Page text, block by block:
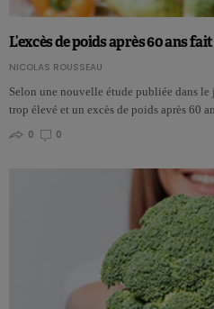
L’excès de poids après 60 ans
NICOLAS ROUSSEAU
Selon une nouvelle étude publiée dans
trop élevé et un excès de poids après 60
0
0